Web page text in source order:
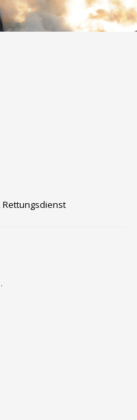
,Rettungsdienst